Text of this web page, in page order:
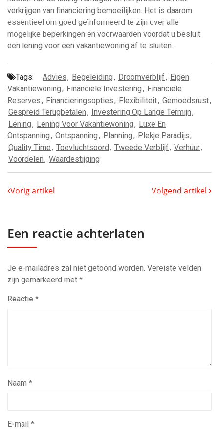
verkrijgen van financiering bemoeilijken. Het is daarom
essentieel om goed geïnformeerd te zijn over alle
mogelijke beperkingen en voorwaarden voordat u besluit
een lening voor een vakantiewoning af te sluiten.
Tags: Advies, Begeleiding, Droomverblijf, Eigen
Vakantiewoning, Financiële Investering, Financiële
Reserves, Financieringsopties, Flexibiliteit, Gemoedsrust,
Gespreid Terugbetalen, Investering Op Lange Termijn,
Lening, Lening Voor Vakantiewoning, Luxe En
Ontspanning, Ontspanning, Planning, Plekje Paradijs,
Quality Time, Toevluchtsoord, Tweede Verblijf, Verhuur,
Voordelen, Waardestijging
Vorig artikel Volgend artikel
Een reactie achterlaten
Je e-mailadres zal niet getoond worden. Vereiste velden
zijn gemarkeerd met *
Reactie *
Naam *
E-mail *